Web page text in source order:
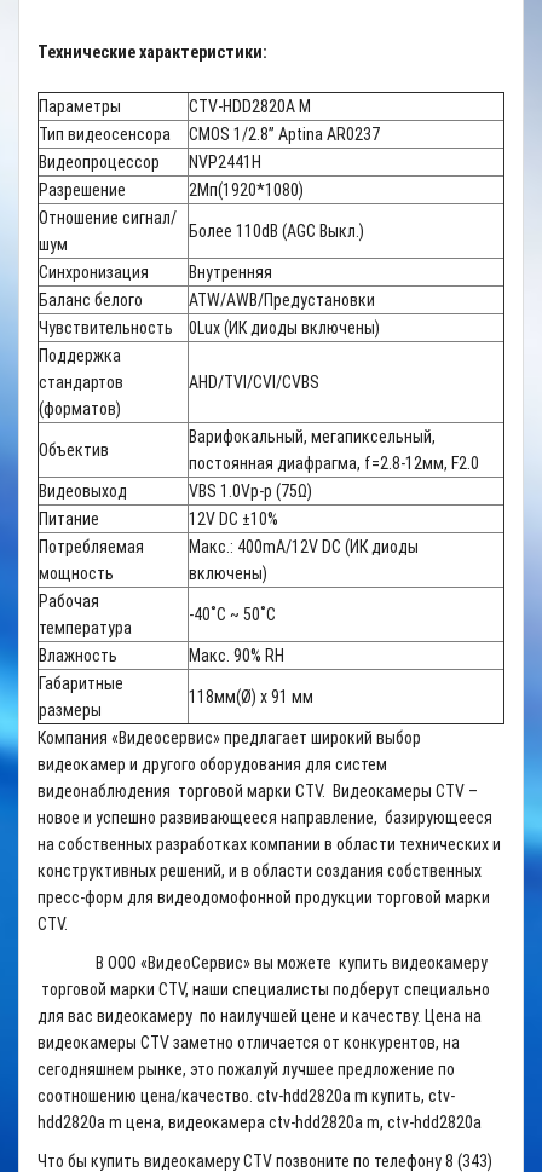
Технические характеристики:
Параметры
CTV-HDD2820A М
Тип видеосенсора
CMOS 1/2.8” Aptina AR0237
Видеопроцессор
NVP2441H
Разрешение
2Мп(1920*1080)
Отношение сигнал/
шум
Более 110dB (AGC Выкл.)
Синхронизация
Внутренняя
Баланс белого
ATW/AWB/Предустановки
Чувствительность
0Lux (ИК диоды включены)
Поддержка
стандартов
(форматов)
AHD/TVI/CVI/CVBS
Объектив
Варифокальный, мегапиксельный,
постоянная диафрагма, f=2.8-12мм, F2.0
Видеовыход
VBS 1.0Vp-p (75Ω)
Питание
12V DC ±10%
Потребляемая
мощность
Макс.: 400mA/12V DC (ИК диоды
включены)
Рабочая
температура
-40˚C ~ 50˚C
Влажность
Макс. 90% RH
Габаритные
размеры
118мм(Ø) x 91 мм
Компания «Видеосервис» предлагает широкий выбор
видеокамер и другого оборудования для систем
видеонаблюдения торговой марки CTV. Видеокамеры CTV –
новое и успешно развивающееся направление, базирующееся
на собственных разработках компании в области технических и
конструктивных решений, и в области создания собственных
пресс-форм для видеодомофонной продукции торговой марки
CTV.
В ООО «ВидеоСервис» вы можете купить видеокамеру
торговой марки CTV, наши специалисты подберут специально
для вас видеокамеру по наилучшей цене и качеству. Цена на
видеокамеры CTV заметно отличается от конкурентов, на
сегодняшнем рынке, это пожалуй лучшее предложение по
соотношению цена/качество. ctv-hdd2820a m купить, ctv-
hdd2820a m цена, видеокамера ctv-hdd2820a m, ctv-hdd2820a
Что бы купить видеокамеру CTV позвоните по телефону 8 (343)